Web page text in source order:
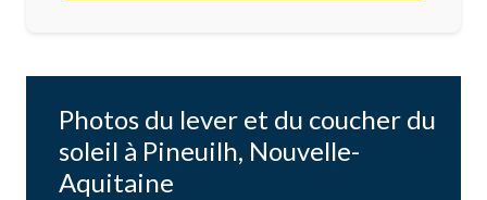
Photos du lever et du coucher du
soleil à Pineuilh, Nouvelle-
Aquitaine